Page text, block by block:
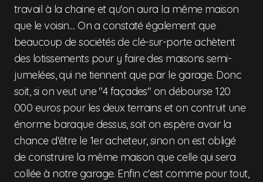
travail à la chaine et qu'on aura la même maison
que le voisin.... On a constaté également que
beaucoup de sociétés de clé-sur-porte achètent
des lotissements pour y faire des maisons semi-
jumelées, qui ne tiennent que par le garage. Donc
soit, si on veut une "4 façades" on débourse 120
000 euros pour les deux terrains et on contruit une
énorme baraque dessus, soit on espère avoir la
chance d'être le 1er acheteur, sinon on est obligé
de construire la même maison que celle qui sera
collée à notre garage. Enfin c'est comme pour tout,